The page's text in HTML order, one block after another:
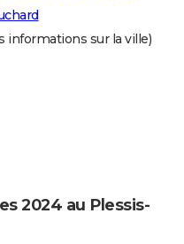
informations sur la ville)
2024 au Plessis-